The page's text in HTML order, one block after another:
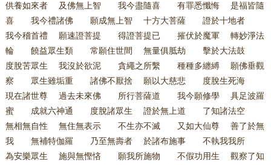
供養如來者 及佛無上智 我今盡隨喜 有罪悉懺悔 是福皆隨
喜 我今禮諸佛 願成無上智 十方大菩薩 證於十地者
我今稽首禮 願速證菩提 得證菩提已 摧伏於魔軍 轉妙淨法
輪 饒益眾生類 常願住世間 無量俱胝劫 擊於大法鼓
度脫苦眾生 我沒於欲泥 貪繩之所繫 種種多纏縛 願佛垂觀
察 眾生雖垢重 諸佛不厭捨 願以大慈悲 度脫生死海
現在諸世尊 過去未來佛 所行菩薩道 我今願修學 具足波羅
蜜 成就六神通 度脫諸眾生 證於無上道 了知諸法空
無相無自性 無住無表示 不生亦不滅 又如大仙尊 善了於無
我 無補特伽羅 乃至無壽者 於諸布施事 不執我我所
為安樂眾生 施與無慳悋 願我所施物 不假功用生 觀察了知